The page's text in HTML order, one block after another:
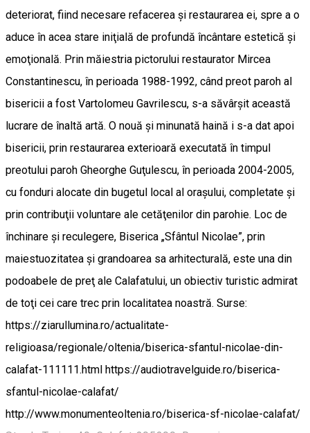
deteriorat, fiind necesare refacerea şi restaurarea ei, spre a o
aduce în acea stare iniţială de profundă încântare estetică şi
emoţională. Prin măiestria pictorului restaurator Mircea
Constantinescu, în perioada 1988-1992, când preot paroh al
bisericii a fost Vartolomeu Gavrilescu, s-a săvârşit această
lucrare de înaltă artă. O nouă şi minunată haină i s-a dat apoi
bisericii, prin restaurarea exterioară executată în timpul
preotului paroh Gheorghe Guţulescu, în perioada 2004-2005,
cu fonduri alocate din bugetul local al oraşului, completate şi
prin contribuţii voluntare ale cetăţenilor din parohie. Loc de
închinare şi reculegere, Biserica „Sfântul Nicolae”, prin
maiestuozitatea şi grandoarea sa arhitecturală, este una din
podoabele de preţ ale Calafatului, un obiectiv turistic admirat
de toţi cei care trec prin localitatea noastră. Surse:
https://ziarullumina.ro/actualitate-
religioasa/regionale/oltenia/biserica-sfantul-nicolae-din-
calafat-111111.html https://audiotravelguide.ro/biserica-
sfantul-nicolae-calafat/
http://www.monumenteoltenia.ro/biserica-sf-nicolae-calafat/